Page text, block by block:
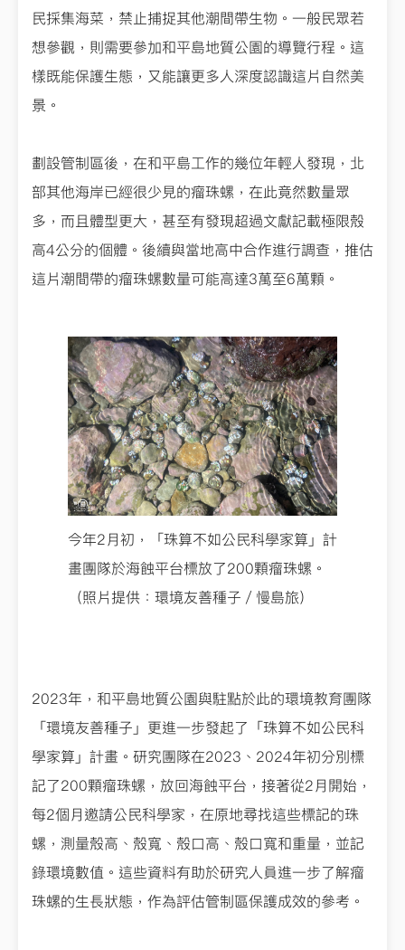
民採集海菜，禁止捕捉其他潮間帶生物。一般民眾若
想參觀，則需要參加和平島地質公園的導覽行程。這
樣既能保護生態，又能讓更多人深度認識這片自然美
景。
劃設管制區後，在和平島工作的幾位年輕人發現，北
部其他海岸已經很少見的瘤珠螺，在此竟然數量眾
多，而且體型更大，甚至有發現超過文獻記載極限殼
高4公分的個體。後續與當地高中合作進行調查，推估
這片潮間帶的瘤珠螺數量可能高達3萬至6萬顆。
今年2月初，「珠算不如公民科學家算」計
畫團隊於海蝕平台標放了200顆瘤珠螺。
（照片提供：環境友善種子／慢島旅）
2023年，和平島地質公園與駐點於此的環境教育團隊
「環境友善種子」更進一步發起了「珠算不如公民科
學家算」計畫。研究團隊在2023、2024年初分別標
記了200顆瘤珠螺，放回海蝕平台，接著從2月開始，
每2個月邀請公民科學家，在原地尋找這些標記的珠
螺，測量殼高、殼寬、殼口高、殼口寬和重量，並記
錄環境數值。這些資料有助於研究人員進一步了解瘤
珠螺的生長狀態，作為評估管制區保護成效的參考。